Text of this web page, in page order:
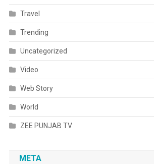
Travel
Trending
Uncategorized
Video
Web Story
World
ZEE PUNJAB TV
META